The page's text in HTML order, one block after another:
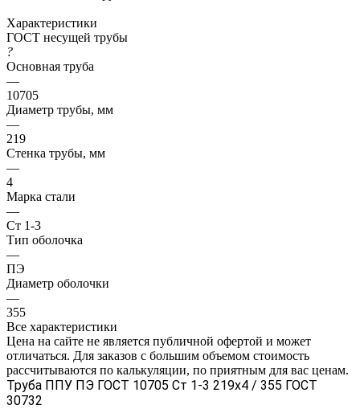
Характеристики
ГОСТ несущей трубы
?
Основная труба
—
10705
Диаметр трубы, мм
—
219
Стенка трубы, мм
—
4
Марка стали
—
Ст 1-3
Тип оболочка
—
ПЭ
Диаметр оболочки
—
355
Все характеристики
Цена на сайте не является публичной офертой и может
отличаться. Для заказов с большим объемом стоимость
рассчитываются по калькуляции, по приятным для вас ценам.
Труба ППУ ПЭ ГОСТ 10705 Ст 1-3 219x4 / 355 ГОСТ
30732